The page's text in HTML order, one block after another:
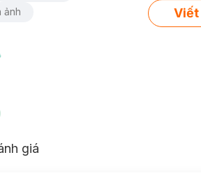
ảnh Viết
giá